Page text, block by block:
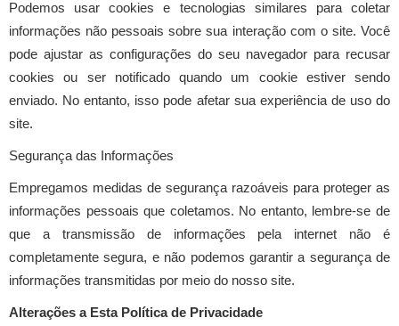
Podemos usar cookies e tecnologias similares para coletar
informações não pessoais sobre sua interação com o site. Você
pode ajustar as configurações do seu navegador para recusar
cookies ou ser notificado quando um cookie estiver sendo
enviado. No entanto, isso pode afetar sua experiência de uso do
site.
Segurança das Informações
Empregamos medidas de segurança razoáveis para proteger as
informações pessoais que coletamos. No entanto, lembre-se de
que a transmissão de informações pela internet não é
completamente segura, e não podemos garantir a segurança de
informações transmitidas por meio do nosso site.
Alterações a Esta Política de Privacidade